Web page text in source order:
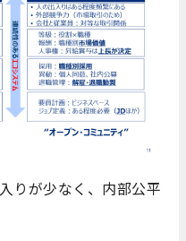
りが少なく、内部公平